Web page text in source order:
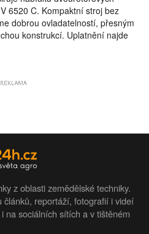
6520 C. Kompaktní stroj bez
dobrou ovladatelností, přesným
konstrukcí. Uplatnění najde
z oblasti zemědělské techniky.
článků, reportáží, fotografií i videí
na sociálních sítích a v tištěném